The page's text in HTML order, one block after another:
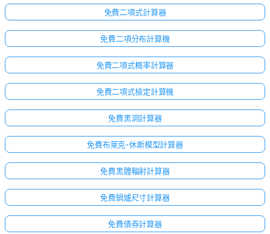
免費二項式計算器
免費二項分布計算機
免費二項式概率計算器
免費二項式檢定計算機
免費黑洞計算器
免費布萊克-休斯模型計算器
免費黑體輻射計算器
免費鍋爐尺寸計算器
免費債券計算器